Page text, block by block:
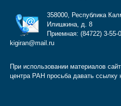
358000, Республика
Илишкина, д. 8
Приемная: (84722) 3-
kigiran@mail.ru
При использовании материалов
центра РАН просьба давать ссылку